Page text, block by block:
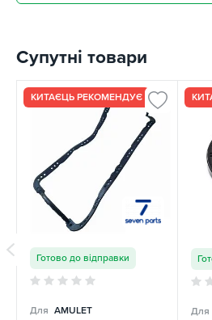
м. Київ, вул. Остафія
забрати 11 серпня
Супутні товари
КИТАЄЦЬ РЕКОМЕНДУЄ
Готово до відправки
Для AMULET Для